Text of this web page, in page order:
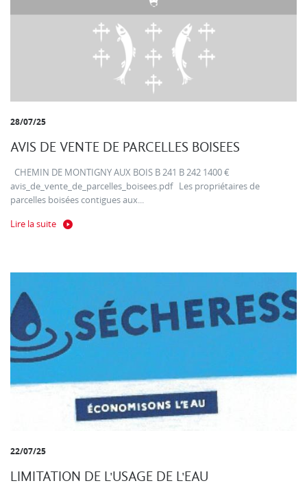
28/07/25
AVIS DE VENTE DE PARCELLES BOISEES
CHEMIN DE MONTIGNY AUX BOIS B 241 B 242 1400 €
avis_de_vente_de_parcelles_boisees.pdf Les propriétaires de
parcelles boisées contigues aux...
Lire la suite
22/07/25
LIMITATION DE L'USAGE DE L'EAU